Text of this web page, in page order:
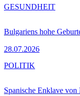
Bulgariens hohe
28.07.2026
GESUNDHEIT
Spanische Enklave
POLITIK